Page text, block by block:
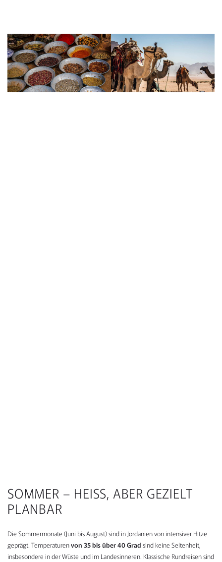
SOMMER – HEISS, ABER GEZIELT P
LANBAR
Die Sommermonate (Juni bis August) sind in Jordanien von intensiver Hitze
geprägt. Temperaturenvon 35 bis über 40 Grad sind keine Seltenheit,
insbesondere in der Wüste und im Landesinneren. Klassische Rundreisen sind